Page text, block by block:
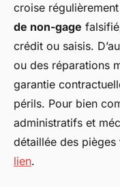
croise
de non-gage
crédit ou saisis.
ou des réparations
garantie
périls. Pour bien
administratifs et
détaillée des
lien.